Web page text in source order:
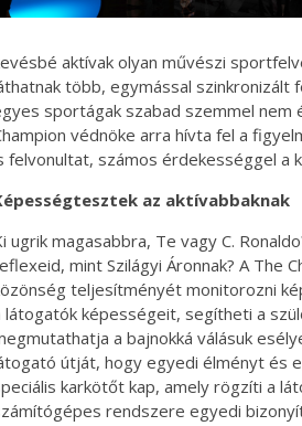
aktívak olyan művészi
több, egymással szinkronizált
sportágak szabad szemmel nem
védnöke arra hívta fel a
felvonultat, számos érdekességgel a
az aktívabbaknak
ugrik magasabbra, Te vagy C.
mint Szilágyi Áronnak? A The
teljesítményét monitorozni
látogatók képességeit, segítheti a
a bajnokká válásuk
útját, hogy egyedi élményt és
karkötőt kap, amely rögzíti a
rendszere egyedi